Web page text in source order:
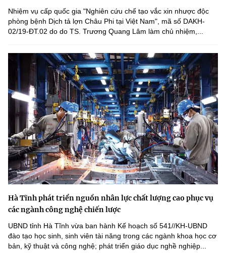
Nhiệm vụ cấp quốc gia "Nghiên cứu chế tạo vắc xin nhược độc
phòng bệnh Dịch tả lợn Châu Phi tại Việt Nam", mã số DAKH-
02/19-ĐT.02 do do TS. Trương Quang Lâm làm chủ nhiệm,...
Hà Tĩnh phát triển nguồn nhân lực chất lượng cao phục vụ
các ngành công nghệ chiến lược
UBND tỉnh Hà Tĩnh vừa ban hành Kế hoạch số 541//KH-UBND
đào tạo học sinh, sinh viên tài năng trong các ngành khoa học cơ
bản, kỹ thuật và công nghệ; phát triển giáo dục nghề nghiệp...